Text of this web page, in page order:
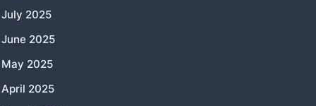
July 2025
June 2025
May 2025
April 2025